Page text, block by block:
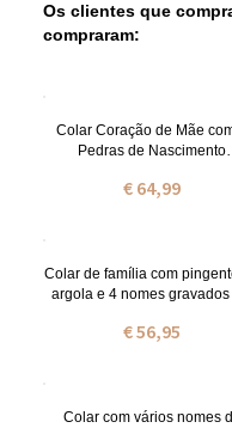
Os clientes que
compraram:
Colar Coração de Mãe
Pedras de Nascimento
€ 64,99
Colar de família com
argola e 4 nomes gravados
€ 56,95
Colar com vários nomes